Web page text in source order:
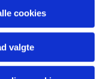
cookies
valgte